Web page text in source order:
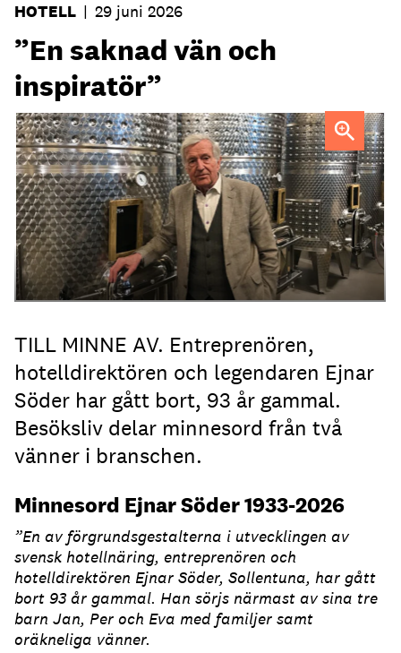
HOTELL | 29 juni 2026
”En saknad vän och
inspiratör”
Ejnar Söder var en drivande kraft i den svenska
hotellbranchen.
TILL MINNE AV. Entreprenören,
hotelldirektören och legendaren Ejnar
Söder har gått bort, 93 år gammal.
Besöksliv delar minnesord från två
vänner i branschen.
Minnesord Ejnar Söder 1933-2026
”En av förgrundsgestalterna i utvecklingen av
svensk hotellnäring, entreprenören och
hotelldirektören Ejnar Söder, Sollentuna, har gått
bort 93 år gammal. Han sörjs närmast av sina tre
barn Jan, Per och Eva med familjer samt
oräkneliga vänner.